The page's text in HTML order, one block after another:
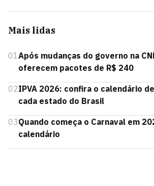
Mais lidas
01 Após mudanças do governo na
oferecem pacotes de R$ 240
02IPVA 2026: confira o calendário
cada estado do Brasil
03Quando começa o Carnaval em
calendário